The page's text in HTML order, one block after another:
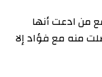
من ادعت أنها
منه مع فؤاد إلا